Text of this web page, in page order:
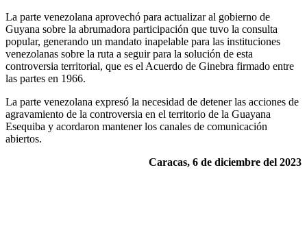
La parte venezolana aprovechó para actualizar al gobierno de
Guyana sobre la abrumadora participación que tuvo la consulta
popular, generando un mandato inapelable para las instituciones
venezolanas sobre la ruta a seguir para la solución de esta
controversia territorial, que es el Acuerdo de Ginebra firmado entre
las partes en 1966.
La parte venezolana expresó la necesidad de detener las acciones de
agravamiento de la controversia en el territorio de la Guayana
Esequiba y acordaron mantener los canales de comunicación
abiertos.
Caracas, 6 de diciembre del 2023